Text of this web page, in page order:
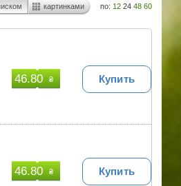
по: 12 24 48 60
картинками
46.80 ₴ Купить
46.80 ₴ Купить